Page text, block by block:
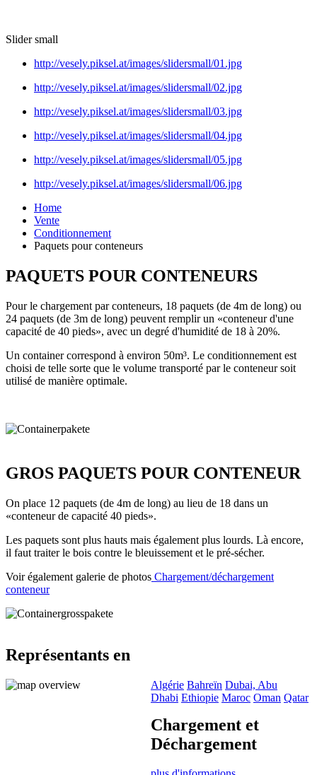
Slider small
http://vesely.piksel.at/images/slidersmall/01.jpg
http://vesely.piksel.at/images/slidersmall/02.jpg
http://vesely.piksel.at/images/slidersmall/03.jpg
http://vesely.piksel.at/images/slidersmall/04.jpg
http://vesely.piksel.at/images/slidersmall/05.jpg
http://vesely.piksel.at/images/slidersmall/06.jpg
Home
Vente
Conditionnement
Paquets pour conteneurs
PAQUETS POUR CONTENEURS
Pour le chargement par conteneurs, 18 paquets (de 4m de long) ou
24 paquets (de 3m de long) peuvent remplir un «conteneur d'une
capacité de 40 pieds», avec un degré d'humidité de 18 à 20%.
Un container correspond à environ 50m³. Le conditionnement est
choisi de telle sorte que le volume transporté par le conteneur soit
utilisé de manière optimale.
GROS PAQUETS POUR CONTENEUR
On place 12 paquets (de 4m de long) au lieu de 18 dans un
«conteneur de capacité 40 pieds».
Les paquets sont plus hauts mais également plus lourds. Là encore,
il faut traiter le bois contre le bleuissement et le pré-sécher.
Voir également galerie de photos Chargement/déchargement
conteneur
Représentants en
Algérie Bahreïn Dubai, Abu
Dhabi Ethiopie Maroc Oman Qatar
Chargement et
Déchargement